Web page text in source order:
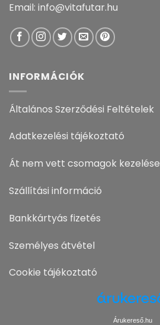
Email: info@vitafutar.hu
INFORMÁCIÓK
Általános Szerződési Feltételek
Adatkezelési tájékoztató
Át nem vett csomagok kezelése
Szállítási információ
Bankkártyás fizetés
Személyes átvétel
Cookie tájékoztató
Árukereső.hu